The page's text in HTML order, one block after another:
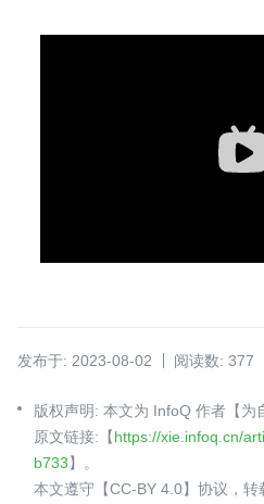
发布于: 2023-08-02 阅读数: 377
版权声明: 本文为 InfoQ 作者【为
原文链接:【https://xie.infoq.cn/
b733】。
本文遵守【CC-BY 4.0】协议，